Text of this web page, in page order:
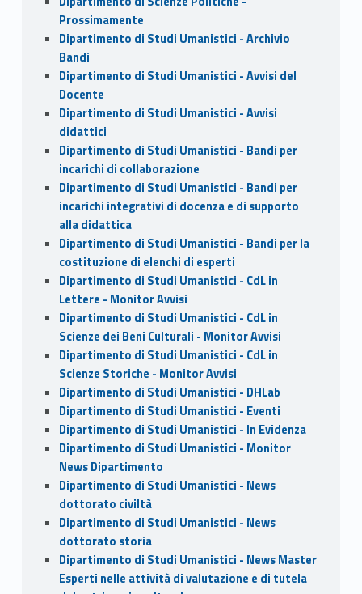
Prossimamente
Dipartimento di Studi Umanistici - Archivio
Bandi
Dipartimento di Studi Umanistici - Avvisi del
Docente
Dipartimento di Studi Umanistici - Avvisi
didattici
Dipartimento di Studi Umanistici - Bandi per
incarichi di collaborazione
Dipartimento di Studi Umanistici - Bandi per
incarichi integrativi di docenza e di supporto
alla didattica
Dipartimento di Studi Umanistici - Bandi per la
costituzione di elenchi di esperti
Dipartimento di Studi Umanistici - CdL in
Lettere - Monitor Avvisi
Dipartimento di Studi Umanistici - CdL in
Scienze dei Beni Culturali - Monitor Avvisi
Dipartimento di Studi Umanistici - CdL in
Scienze Storiche - Monitor Avvisi
Dipartimento di Studi Umanistici - DHLab
Dipartimento di Studi Umanistici - Eventi
Dipartimento di Studi Umanistici - In Evidenza
Dipartimento di Studi Umanistici - Monitor
News Dipartimento
Dipartimento di Studi Umanistici - News
dottorato civiltà
Dipartimento di Studi Umanistici - News
dottorato storia
Dipartimento di Studi Umanistici - News Master
Esperti nelle attività di valutazione e di tutela